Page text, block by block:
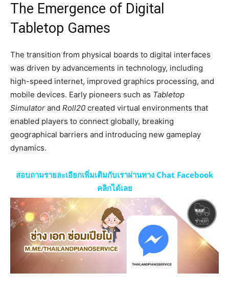
The Emergence of Digital
Tabletop Games
The transition from physical boards to digital interfaces
was driven by advancements in technology, including
high-speed internet, improved graphics processing, and
mobile devices. Early pioneers such as Tabletop
Simulator and Roll20 created virtual environments that
enabled players to connect globally, breaking
geographical barriers and introducing new gameplay
dynamics.
สอบถามรายละเอียกเพิ่มเติมกับเราผ่านทาง Chat Facebook
คลิกได้เลย